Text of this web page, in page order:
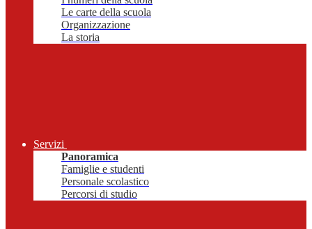
Le carte della scuola
Organizzazione
La storia
Servizi
Panoramica
Famiglie e studenti
Personale scolastico
Percorsi di studio